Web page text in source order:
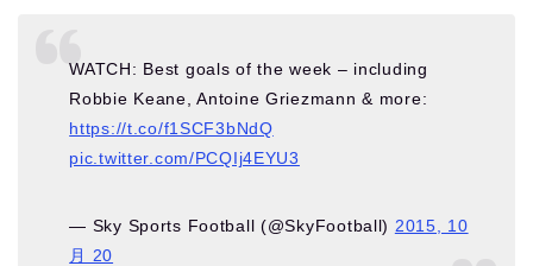
WATCH: Best goals of the week – including
Robbie Keane, Antoine Griezmann & more:
https://t.co/f1SCF3bNdQ
pic.twitter.com/PCQIj4EYU3
— Sky Sports Football (@SkyFootball) 2015, 10
月 20